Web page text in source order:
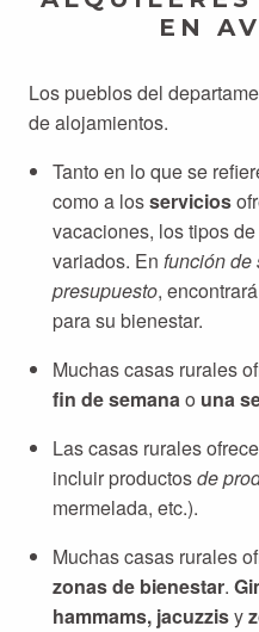
EN
Los pueblos del
de alojamientos.
Tanto en lo que se
como a losservicios
vacaciones, los tipos
variados. En función de
presupuesto,
para su bienestar.
Muchas casas rurales
fin de semanao una
Las casas rurales
incluir productosde
mermelada, etc.).
Muchas casas rurales
zonas de bienestar.
hammams, jacuzzisy